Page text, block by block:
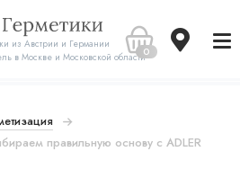
из Австрии и Германии
в Москве и Московской области0
правильную основу с ADLER